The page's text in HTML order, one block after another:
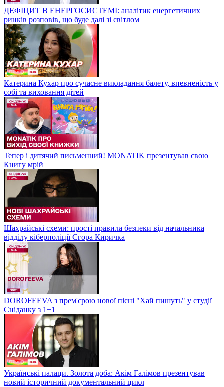
ДЕФІЦИТ В ЕНЕРГОСИСТЕМІ: аналітик енергетичних
ринків розповів, що буде далі зі світлом
Катерина Кухар про сучасне викладання балету, впевненість у
собі та виховання дітей
Тепер і дитячий письменний! MONATIK презентував свою
Книгу мрій
Шахрайські схеми: прості правила безпеки від начальника
відділу кіберполіції Єгора Киричка
DOROFEEVA з прем'єрою нової пісні "Хай пишуть" у студії
Сніданку з 1+1
Українські палаци. Золота доба: Акім Галімов презентував
новий історичний документальний цикл